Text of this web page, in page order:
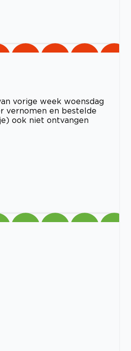
vorige week woensdag
vernomen en bestelde
ook niet ontvangen